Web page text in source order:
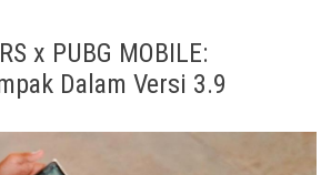
x PUBG MOBILE:
Dalam Versi 3.9